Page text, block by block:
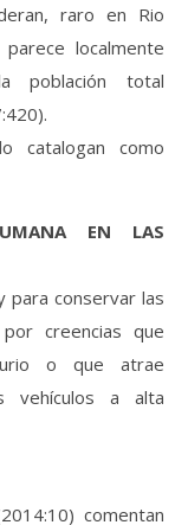
raro en Rio
localmente
población total
catalogan como
EN LAS
para conservar las
creencias que
o que atrae
vehículos a alta
comentan